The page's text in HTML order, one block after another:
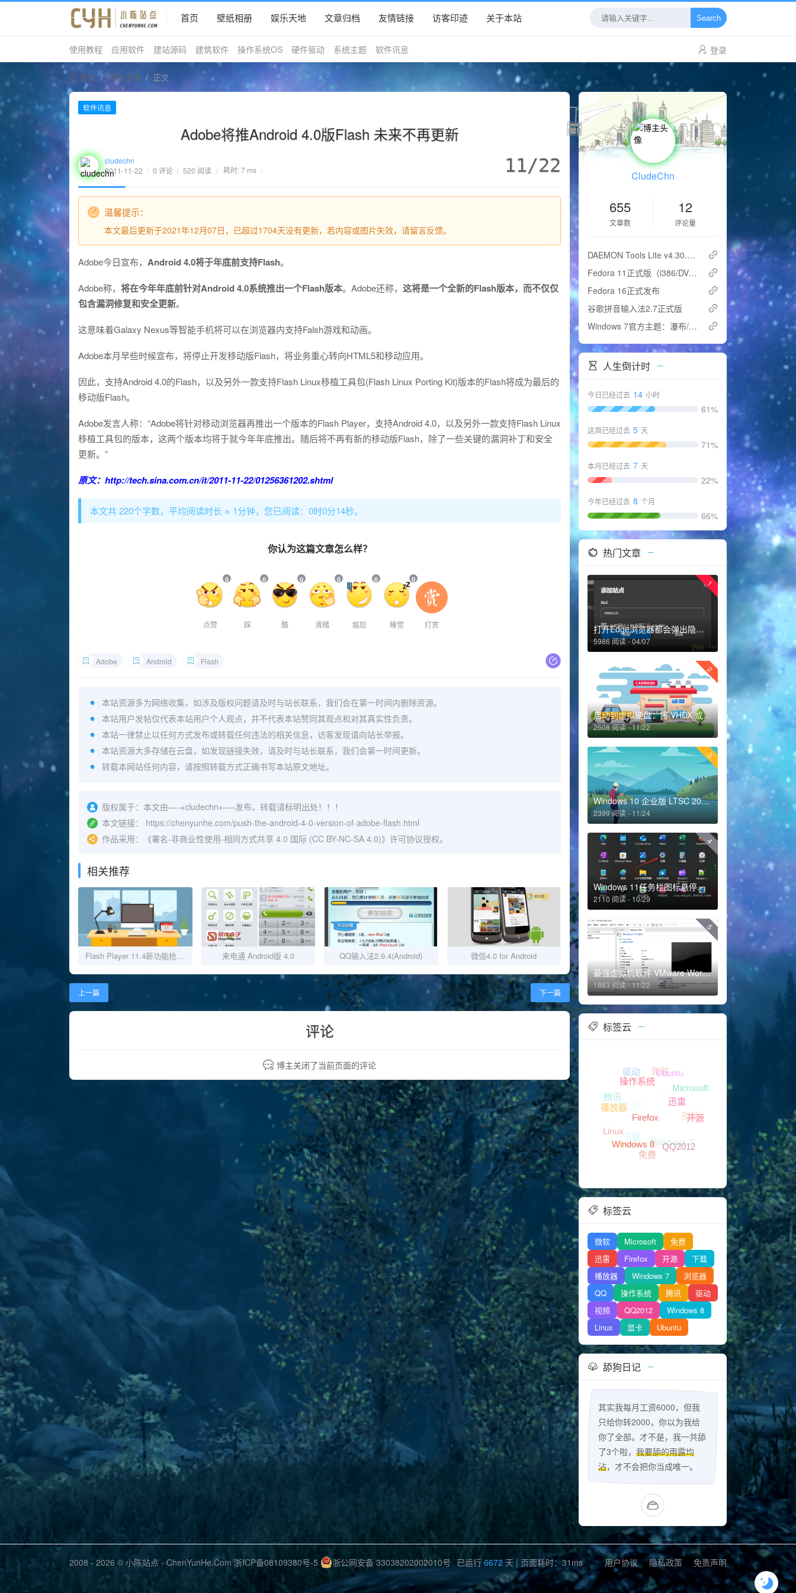
首页 壁纸相册 娱乐天地 文章归档 友情链接 访客印迹 关于本站 Search
使用教程 应用软件 建站源码 建筑软件 操作系统OS 硬件驱动 系统主题 软件讯息 登录
首页 / 软件讯息 / 正文
软件讯息
Adobe将推Android 4.0版Flash 未来不再更新
cludechn
2011-11-22 / 0 评论 / 520 阅读 / 耗时: 7 ms / 11/22
温馨提示：
本文最后更新于2021年12月07日，已超过1704天没有更新，若内容或图片失效，请留言反馈。
Adobe今日宣布， Android 4.0将于年底前支持Flash。
Adobe称， 将在今年年底前针对Android 4.0系统推出一个Flash版本。Adobe还称， 这将是一个全新的Flash版本，而不仅仅
包含漏洞修复和安全更新。
这意味着Galaxy Nexus等智能手机将可以在浏览器内支持Falsh游戏和动画。
Adobe本月早些时候宣布，将停止开发移动版Flash，将业务重心转向HTML5和移动应用。
因此，支持Android 4.0的Flash，以及另外一款支持Flash Linux移植工具包(Flash Linux Porting Kit)版本的Flash将成为最后的
移动版Flash。
Adobe发言人称：“Adobe将针对移动浏览器再推出一个版本的Flash Player，支持Android 4.0，以及另外一款支持Flash Linux
移植工具包的版本，这两个版本均将于就今年年底推出。随后将不再有新的移动版Flash，除了一些关键的漏洞补丁和安全
更新。”
原文： http://tech.sina.com.cn/it/2011-11-22/01256361202.shtml
本文共 220个字数，平均阅读时长 ≈ 1分钟，您已阅读：0时0分16秒。
你认为这篇文章怎么样？
0
点赞
0
踩
0
酷
0
滑稽
0
尴尬
0
睡觉 打赏
Adobe Android Flash
本站资源多为网络收集，如涉及版权问题请及时与站长联系，我们会在第一时间内删除资源。
本站用户发帖仅代表本站用户个人观点，并不代表本站赞同其观点和对其真实性负责。
本站一律禁止以任何方式发布或转载任何违法的相关信息，访客发现请向站长举报。
本站资源大多存储在云盘，如发现链接失效，请及时与站长联系，我们会第一时间更新。
转载本网站任何内容，请按照转载方式正确书写本站原文地址。
版权属于： 本文由—→cludechn←—发布，转载请标明出处！！！
本文链接：
https://chenyunhe.com/push-the-android-4-0-version-of-adobe-flash.html
作品采用：
《署名-非商业性使用-相同方式共享 4.0 国际 (CC BY-NC-SA 4.0)》许可协议授权。
相关推荐
Flash Player 11.4新功能抢先看 来电通 Android版 4.0 QQ输入法2.9.4(Android) 微信4.0 for Android
上一篇 下一篇
评论
博主关闭了当前页面的评论
CludeChn
655
文章数
12
评论量
DAEMON Tools Lite v4.30.2 32/64Bits (SPTD 1.56)
Fedora 11正式版（i386/DVD）
Fedora 16正式发布
谷歌拼音输入法2.7正式版
Windows 7官方主题：瀑布/抽象之光/影
人生倒计时
今日已经过去 14 小时
61%
这周已经过去 5 天
71%
本月已经过去 7 天
22%
今年已经过去 8 个月
66%
热门文章
1
打开Edge浏览器都会弹出隐私声明的解决办法
5986 阅读 - 04/07
2
启动到虚拟硬盘：将 VHDX 或 VHD 添加到启动菜单
2608 阅读 - 11/22
3
Windows 10 企业版 LTSC 2021 正式版
2399 阅读 - 11/24
4
Windows 11任务栏图标悬停预览功能消失的解决方法
2110 阅读 - 10/29
5
最强虚拟机软件 VMware Workstation Pro 16
1883 阅读 - 11/22
标签云
浏览器
腾讯
微软
QQ
Linux 播放器
操作系统
Ubuntu
视频
Windows 7
免费
Windows 8
Firefox
迅雷
开源
标签云
微软 Microsoft
免费
迅雷
Firefox 开源
下载
播放器
Windows 7
浏览器
QQ
操作系统 腾讯
驱动
视频
QQ2012
Windows 8
Linux
显卡 Ubuntu
舔狗日记
其实我每月工资6000，但我
只给你转2000，你以为我给
你了全部。才不是，我一共舔
了3个啦， 我要舔的雨露均
沾，才不会把你当成唯一。
2008 - 2026 © 小陈站点 -ChenYunHe.Com 浙ICP备08109380号-5 浙公网安备 33038202002010号 已运行6672天| 页面耗时：31ms 用户协议 隐私政策 免责声明